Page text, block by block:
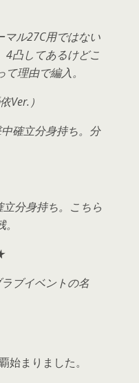
マル27C用ではない
4凸してあるけどこ
理由で編入。
Ver.）
確立分身持ち。分
分身持ち。こちら
ブイベントの名
始まりました。